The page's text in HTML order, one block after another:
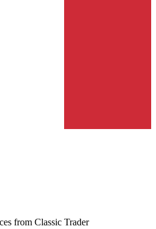
from Classic Trader